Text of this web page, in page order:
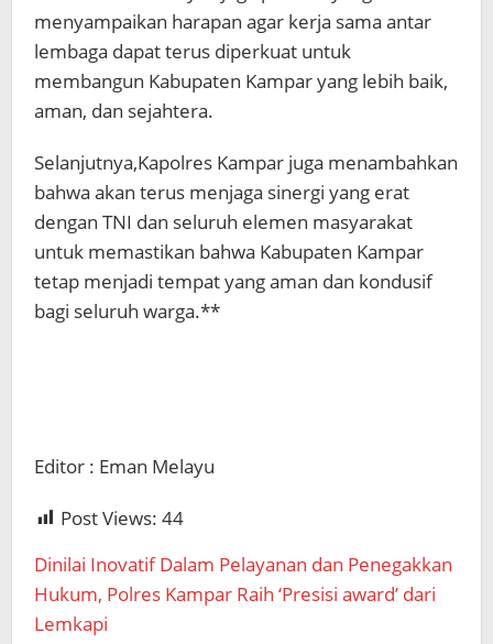
menyampaikan harapan agar kerja sama antar
lembaga dapat terus diperkuat untuk
membangun Kabupaten Kampar yang lebih baik,
aman, dan sejahtera.
Selanjutnya,Kapolres Kampar juga menambahkan
bahwa akan terus menjaga sinergi yang erat
dengan TNI dan seluruh elemen masyarakat
untuk memastikan bahwa Kabupaten Kampar
tetap menjadi tempat yang aman dan kondusif
bagi seluruh warga.**
Editor : Eman Melayu
Post Views: 44
Dinilai Inovatif Dalam Pelayanan dan Penegakkan
Hukum, Polres Kampar Raih ‘Presisi award’ dari
Lemkapi